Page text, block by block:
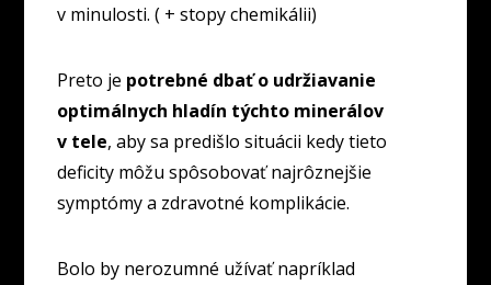
v minulosti. ( + stopy chemikálii)
Preto je potrebné dbať o udržiavanie
optimálnych hladín týchto minerálov
v tele, aby sa predišlo situácii kedy tieto
deficity môžu spôsobovať najrôznejšie
symptómy a zdravotné komplikácie.
Bolo by nerozumné užívať napríklad